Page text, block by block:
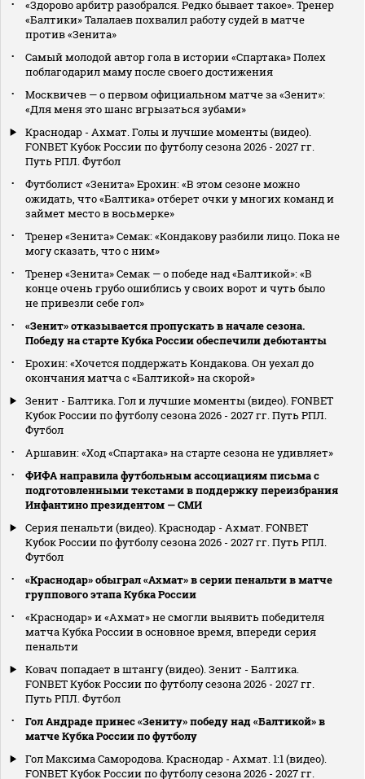
«Здорово арбитр разобрался. Редко бывает такое». Тренер
«Балтики» Талалаев похвалил работу судей в матче
против «Зенита»
Самый молодой автор гола в истории «Спартака» Полех
поблагодарил маму после своего достижения
Москвичев — о первом официальном матче за «Зенит»:
«Для меня это шанс вгрызаться зубами»
Краснодар - Ахмат. Голы и лучшие моменты (видео).
FONBET Кубок России по футболу сезона 2026 - 2027 гг.
Путь РПЛ. Футбол
Футболист «Зенита» Ерохин: «В этом сезоне можно
ожидать, что «Балтика» отберет очки у многих команд и
займет место в восьмерке»
Тренер «Зенита» Семак: «Кондакову разбили лицо. Пока не
могу сказать, что с ним»
Тренер «Зенита» Семак — о победе над «Балтикой»: «В
конце очень грубо ошиблись у своих ворот и чуть было
не привезли себе гол»
«Зенит» отказывается пропускать в начале сезона.
Победу на старте Кубка России обеспечили дебютанты
Ерохин: «Хочется поддержать Кондакова. Он уехал до
окончания матча с «Балтикой» на скорой»
Зенит - Балтика. Гол и лучшие моменты (видео). FONBET
Кубок России по футболу сезона 2026 - 2027 гг. Путь РПЛ.
Футбол
Аршавин: «Ход «Спартака» на старте сезона не удивляет»
ФИФА направила футбольным ассоциациям письма с
подготовленными текстами в поддержку переизбрания
Инфантино президентом — СМИ
Серия пенальти (видео). Краснодар - Ахмат. FONBET
Кубок России по футболу сезона 2026 - 2027 гг. Путь РПЛ.
Футбол
«Краснодар» обыграл «Ахмат» в серии пенальти в матче
группового этапа Кубка России
«Краснодар» и «Ахмат» не смогли выявить победителя
матча Кубка России в основное время, впереди серия
пенальти
Ковач попадает в штангу (видео). Зенит - Балтика.
FONBET Кубок России по футболу сезона 2026 - 2027 гг.
Путь РПЛ. Футбол
Гол Андраде принес «Зениту» победу над «Балтикой» в
матче Кубка России по футболу
Гол Максима Самородова. Краснодар - Ахмат. 1:1 (видео).
FONBET Кубок России по футболу сезона 2026 - 2027 гг.